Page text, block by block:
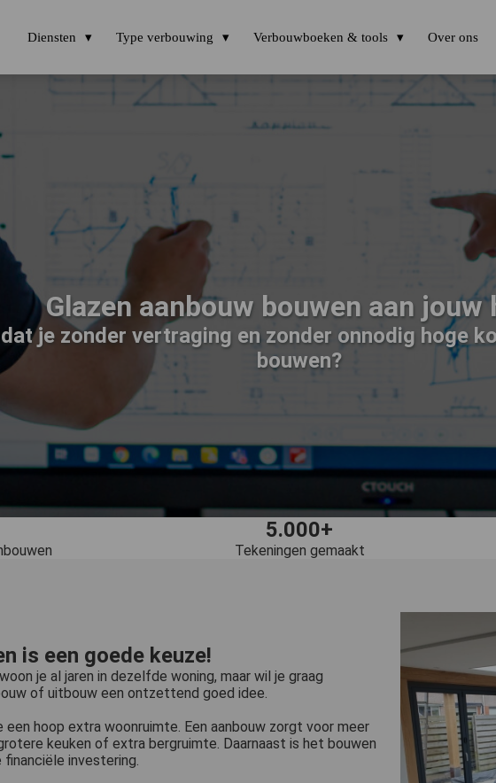
Diensten Type verbouwing Verbouwboeken & tools Over ons
Glazen aanbouw bouwen aan jouw
je zonder vertraging en zonder onnodig hoge
bouwen?
5.000+
Tekeningen gemaakt
is een goede keuze!
je al jaren in dezelfde woning, maar wil je graag
of uitbouw een ontzettend goed idee.
een hoop extra woonruimte. Een aanbouw zorgt voor meer
keuken of extra bergruimte. Daarnaast is het bouwen
investering.